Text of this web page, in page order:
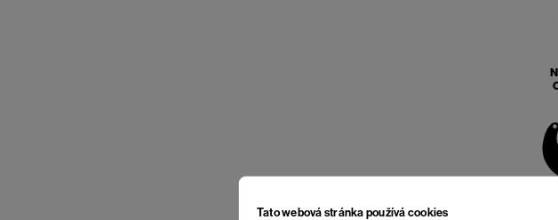
Tato webová stránka používá cookies